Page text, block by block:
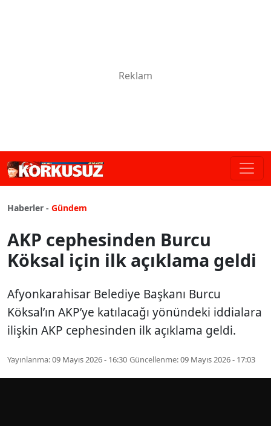
Haberler - Gündem
AKP cephesinden Burcu
Köksal için ilk açıklama geldi
Afyonkarahisar Belediye Başkanı Burcu
Köksal’ın AKP’ye katılacağı yönündeki iddialara
ilişkin AKP cephesinden ilk açıklama geldi.
Yayınlanma:09 Mayıs 2026 - 16:30 Güncellenme:09 Mayıs 2026 - 17:03